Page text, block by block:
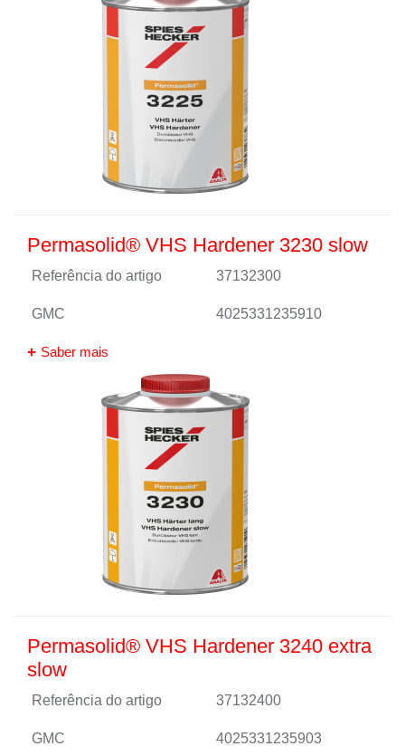
Permasolid® VHS Hardener 3230 slow
Referência do artigo 37132300
GMC 4025331235910
Saber mais
Permasolid® VHS Hardener 3240 extra
slow
Referência do artigo 37132400
GMC 4025331235903